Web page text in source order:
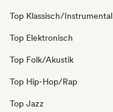
Top Klassisch/Instrumental
Top Elektronisch
Top Folk/Akustik
Top Hip-Hop/Rap
Top Jazz